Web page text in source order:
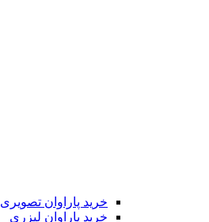
خرید پاراوان تصویری
خرید پاراوان لیزری